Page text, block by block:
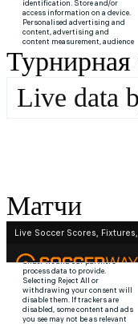
Турнирная
Live data
Матчи